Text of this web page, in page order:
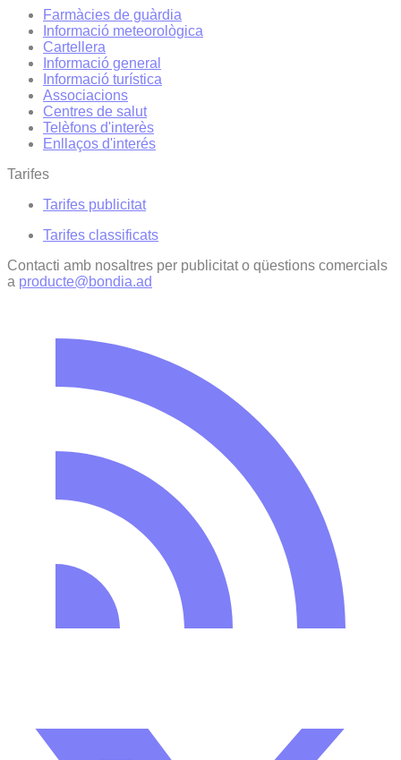
Farmàcies de guàrdia
Informació meteorològica
Cartellera
Informació general
Informació turística
Associacions
Centres de salut
Telèfons d'interès
Enllaços d'interés
Tarifes
Tarifes publicitat
Tarifes classificats
Contacti amb nosaltres per publicitat o qüestions comercials
a producte@bondia.ad